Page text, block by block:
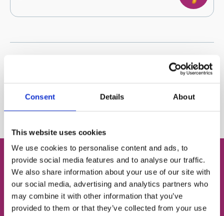
Consent Details About
This website uses cookies
We use cookies to personalise content and ads, to
provide social media features and to analyse our traffic.
We also share information about your use of our site with
our social media, advertising and analytics partners who
may combine it with other information that you’ve
provided to them or that they’ve collected from your use
Автор:
FRIENDS English Club
Безкоштовний пробний
урок англійської